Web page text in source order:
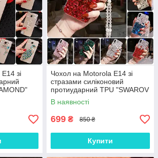
зі
Чохол на Motorola E14 зі
стразами силіконовий
протиударний TPU "SWAROV
LUXURY"
В наявності
699 ₴ 850 ₴
Купити